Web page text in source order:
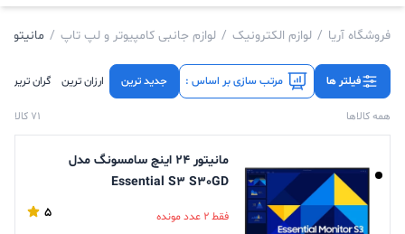
فروشگاه آریا / لوازم الکترونیک / لوازم جانبی کامپیوتر و لپ تاپ / مانیتور
فیلتر ها مرتب سازی بر اساس : جدید ترین ارزان ترین گران ترین
همه کالاها 71 کالا
مانیتور 24 اینچ سامسونگ مدل
Essential S3 S30GD
فقط 2 عدد مونده 5